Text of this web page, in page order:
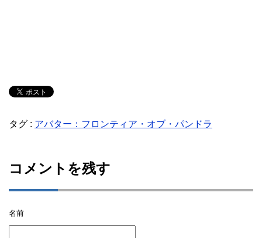
タグ : アバター：フロンティア・オブ・パンドラ
コメントを残す
名前